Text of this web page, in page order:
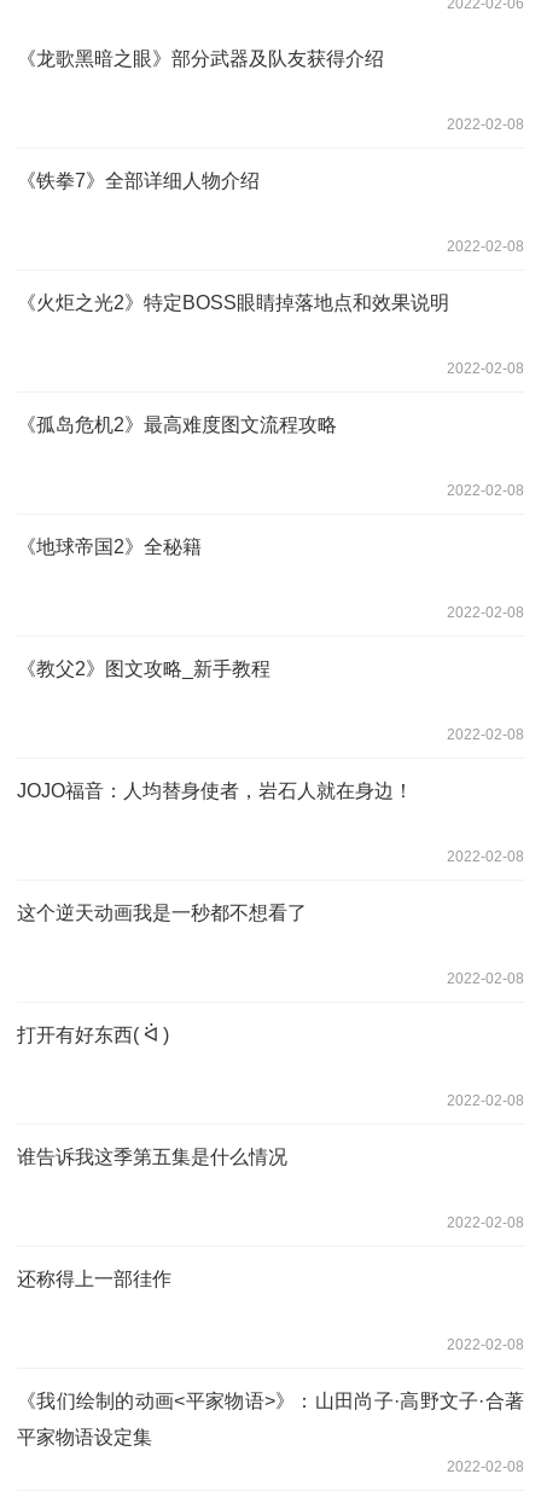
《龙歌黑暗之眼》部分武器及队友获得介绍
2022-02-08
《铁拳7》全部详细人物介绍
2022-02-08
《火炬之光2》特定BOSS眼睛掉落地点和效果说明
2022-02-08
《孤岛危机2》最高难度图文流程攻略
2022-02-08
《地球帝国2》全秘籍
2022-02-08
《教父2》图文攻略_新手教程
2022-02-08
JOJO福音：人均替身使者，岩石人就在身边！
2022-02-08
这个逆天动画我是一秒都不想看了
2022-02-08
打开有好东西︎( ᐛ )︎
2022-02-08
谁告诉我这季第五集是什么情况
2022-02-08
还称得上一部徍作
2022-02-08
《我们绘制的动画<平家物语>》：山田尚子·高野文子·合著
平家物语设定集
2022-02-08